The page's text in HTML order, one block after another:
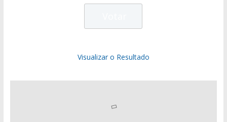
Visualizar o Resultado